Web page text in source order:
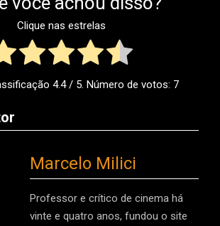
Clique nas estrelas
4.4/ 5. Número de votos: 7
Marcelo Milici
Professor e crítico de cinema há
vinte e quatro anos, fundou o site